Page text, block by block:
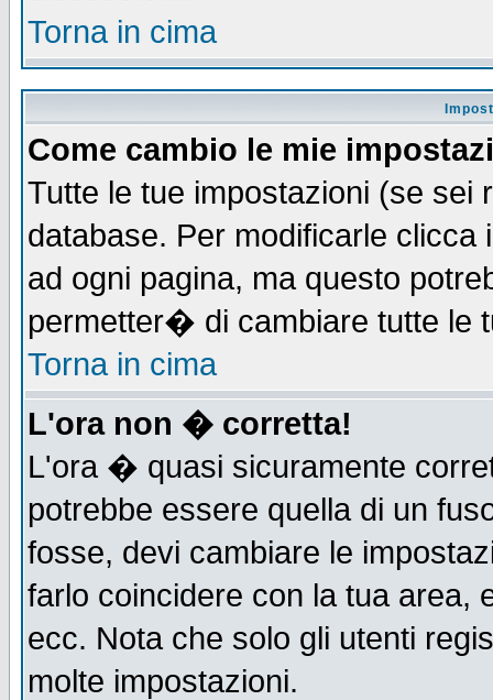
Torna in cima
Come cambio le mie
Tutte le tue impostazioni (se sei
database. Per modificarle clicca
ad ogni pagina, ma questo
permetter� di cambiare tutte le
Torna in cima
L'ora non � corretta!
L'ora � quasi sicuramente
potrebbe essere quella di un
fosse, devi cambiare le
farlo coincidere con la tua area,
ecc. Nota che solo gli utenti
molte impostazioni.